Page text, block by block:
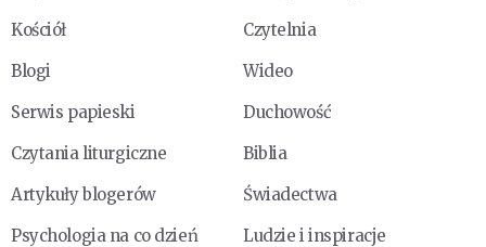
Kościół
Czytelnia
Blogi
Wideo
Serwis papieski
Duchowość
Czytania liturgiczne
Biblia
Artykuły blogerów
Świadectwa
Psychologia na co dzień
Ludzie i inspiracje